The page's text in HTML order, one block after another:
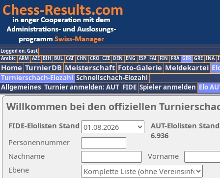
Logged on: Gast
Arabic ARM AZE BIH BUL CAT CHN CRO CZE DEN ENG ESP FAI FIN FRA GER GRE INA
Home TurnierDB Meisterschaft Foto-Galerie Meldekartei
Turnierschach-Elozahl Schnellschach-Elozahl
Allgemeines Turnier anmelden: AUT FIDE Spieler anmelden Elo
Willkommen bei den offiziellen
Nachname
Vorname
Ebene
Personennummer
AUT-Elolisten
6.936
FIDE-Elolisten Stand